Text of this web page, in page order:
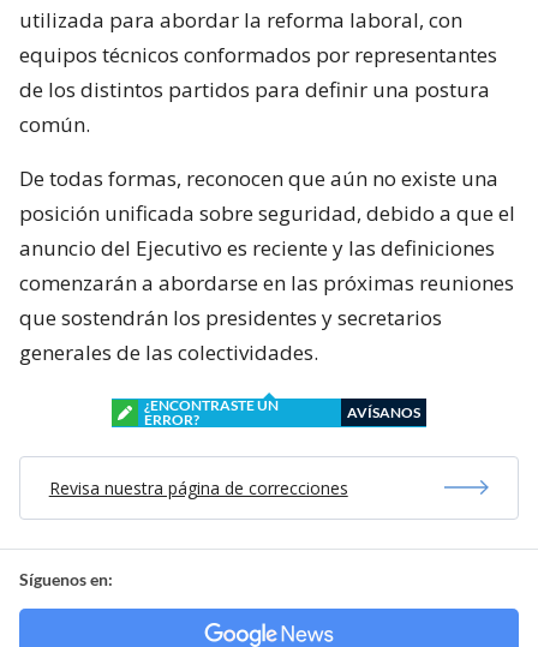
utilizada para abordar la reforma laboral, con
equipos técnicos conformados por representantes
de los distintos partidos para definir una postura
común.
De todas formas, reconocen que aún no existe una
posición unificada sobre seguridad, debido a que el
anuncio del Ejecutivo es reciente y las definiciones
comenzarán a abordarse en las próximas reuniones
que sostendrán los presidentes y secretarios
generales de las colectividades.
¿ENCONTRASTE UN
ERROR?
AVÍSANOS
Revisa nuestra página de correcciones
Síguenos en: